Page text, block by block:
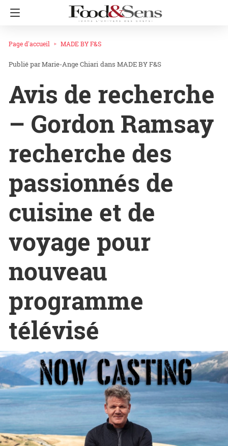
Page d'accueil MADE BY F&S
Marie-Ange Chiari dans MADE BY F&S
Avis de recherche
– Gordon Ramsay
recherche des
passionnés de
cuisine et de
voyage pour
nouveau
programme
télévisé